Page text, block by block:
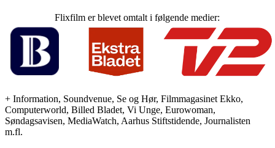
Flixfilm er blevet omtalt i følgende medier:
+ Information, Soundvenue, Se og Hør, Filmmagasinet Ekko,
Computerworld, Billed Bladet, Vi Unge, Eurowoman,
Søndagsavisen, MediaWatch, Aarhus Stiftstidende, Journalisten
m.fl.